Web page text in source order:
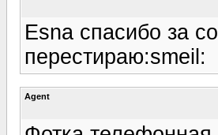
Esna спасибо за
перестираю:smeil:
Agent